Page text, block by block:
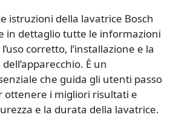
istruzioni della lavatrice Bosch
in dettaglio tutte le informazioni
corretto, l’installazione e la
È un
che guida gli utenti passo
ottenere i migliori risultati e
e la durata della lavatrice.